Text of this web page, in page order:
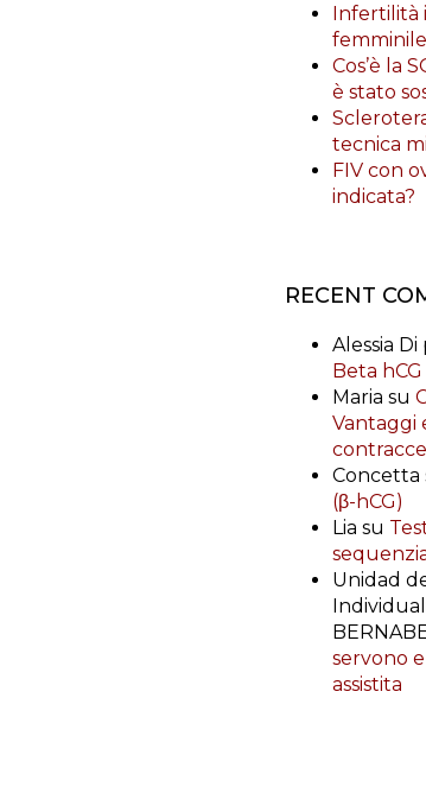
Infertilità
Cos’è la
è stato
tecnica
FIV con
indicata?
RECENT
Alessia
Beta hCG
Maria su
Vantaggi
Concetta
(β-hCG)
Lia su
Unidad
servono
assistita